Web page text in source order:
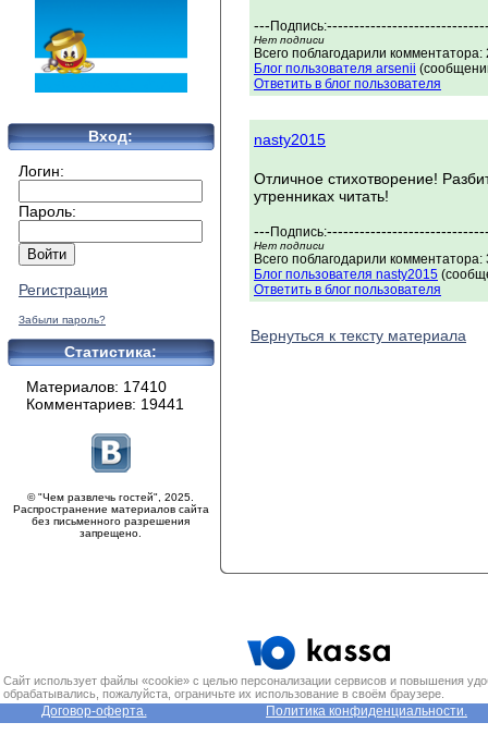
Вход:
Логин:
Пароль:
Регистрация
Забыли пароль?
Статистика:
Материалов: 17410
Комментариев: 19441
© "Чем развлечь гостей", 2025.
Распространение материалов сайта
без письменного разрешения
запрещено.
--- Подпись:
Нет подписи
Всего поблагодарили
Блог пользователя arsenii
Ответить в блог пользователя
nasty2015
Отличное стихотворение!
утренниках читать!
--- Подпись:
Нет подписи
Всего поблагодарили
Блог пользователя nasty2015
Ответить в блог пользователя
Вернуться к тексту материала
Сайт использует файлы «cookie» с целью персонализации сервисов и повышения
обрабатывались, пожалуйста, ограничьте их использование в своём браузере.
Договор-оферта. Политика конфиденциальности.